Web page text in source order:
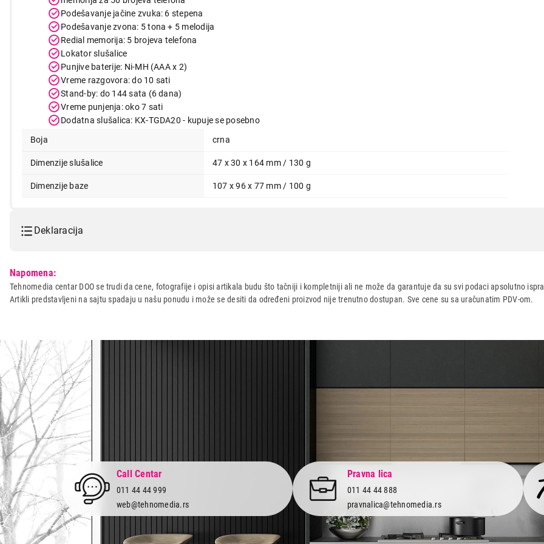
Podešavanje jačine zvuka: 6 stepena
Podešavanje zvona: 5 tona + 5 melodija
Redial memorija: 5 brojeva telefona
Lokator slušalice
Punjive baterije: Ni-MH (AAA x 2)
Vreme razgovora: do 10 sati
Stand-by: do 144 sata (6 dana)
Vreme punjenja: oko 7 sati
Dodatna slušalica: KX-TGDA20 - kupuje se posebno
Boja
crna
Dimenzije slušalice 47 x 30 x 164 mm / 130 g
Dimenzije baze 107 x 96 x 77 mm / 100 g
Deklaracija
Naziv i vrsta robe:
FIKSNI TELEFON
Uvoznik:
Flutto doo
Napomena:
Tehnomedia centar DOO se trudi da cene, fotografije i opisi artikala budu što tačniji i kompletniji ali ne može da garantuje da su svi podaci apsolutno
Artikli predstavljeni na sajtu spadaju u našu ponudu i može se desiti da određeni proizvod nije trenutno dostupan. Sve cene su sa uračunatim PDV-om.
Call Centar
011 44 44 999
web@tehnomedia.rs
Pravna lica
011 44 44 888
pravnalica@tehnomedia.rs